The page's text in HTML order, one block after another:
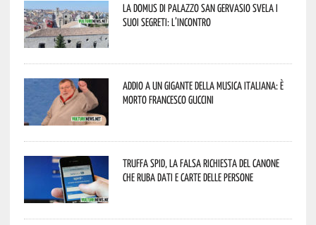
La Domus di Palazzo San Gervasio svela i
suoi segreti: l’incontro
Addio a un gigante della musica italiana: è
morto Francesco Guccini
Truffa Spid, la falsa richiesta del canone
che ruba dati e carte delle persone